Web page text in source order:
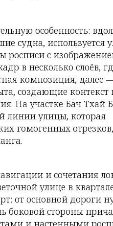
особенность:
судна, используется
росписи с
в несколько слоёв,
композиция, далее
создающие
На участке Бач Тхай
линии улицы, которая
гомогенных отрезков,
и сочетания
улице в
от основной дороги
боковой стороны
и настенными